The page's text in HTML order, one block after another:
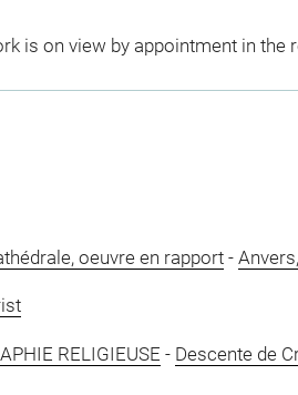
is on view by appointment in
oeuvre en rapport-
RELIGIEUSE - Descente de